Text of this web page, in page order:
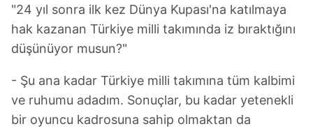
kullanılmaktadır. Diğer çerezler, sitemizin daha işlevsel
kılınması ve kişiselleştirilmesi ve sizlere yönelik
reklam/pazarlama faaliyetlerinin yapılması, amaçlarıyla
sınırlı olarak açık rızanız dahilinde kullanılacaktır.
Çerezlere ilişkin tercihlerinizi aşağıda yer alan panel
vasıtasıyla belirleyebilirsiniz. Çerezlere ilişkin detaylı bilgi
için Ayarlar butonuna tıklayabilir, Çerez Bilgilendirme
"24 yıl sonra ilk kez Dünya Kupası'na katılmaya
hak kazanan Türkiye milli takımında iz bıraktığını
düşünüyor musun?"
- Şu ana kadar Türkiye milli takımına tüm kalbimi
ve ruhumu adadım. Sonuçlar, bu kadar yetenekli
bir oyuncu kadrosuna sahip olmaktan da